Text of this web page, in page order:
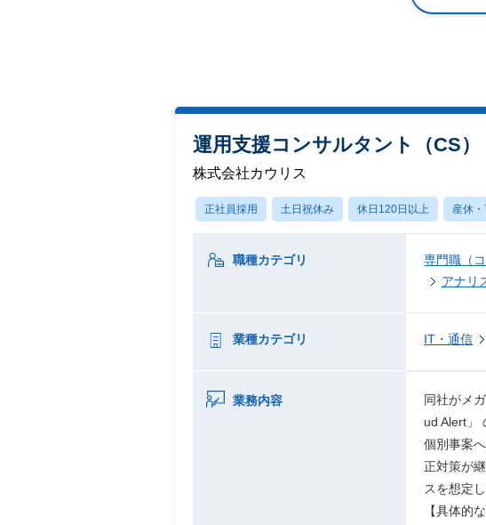
運用支援コンサルタント（CS）
株式会社カウリス
正社員採用 土日祝休み 休日120日以上 産休・
職種カテゴリ 専門職（
アナリ
業種カテゴリ IT・通信
業務内容
同社がメ
ud Alert」
個別事案
正対策が
スを想定
【具体的